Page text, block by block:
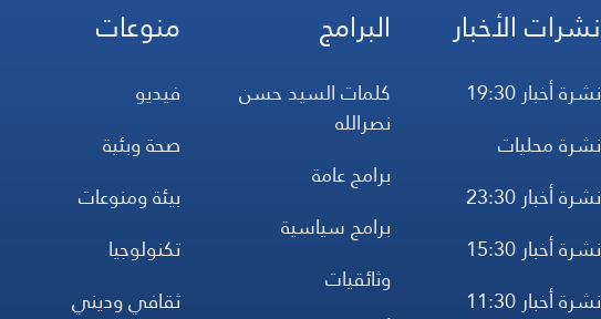
نشرات الأخبار
نشرة أخبار 19:30
نشرة محليات
نشرة أخبار 23:30
نشرة أخبار 15:30
نشرة أخبار 11:30
البرامج
كلمات السيد حسن
نصرالله
برامج عامة
برامج سياسية
وثائقيات
منوعات
فيديو
صحة وبئية
بيئة ومنوعات
تكنولوجيا
ثقافي وديني